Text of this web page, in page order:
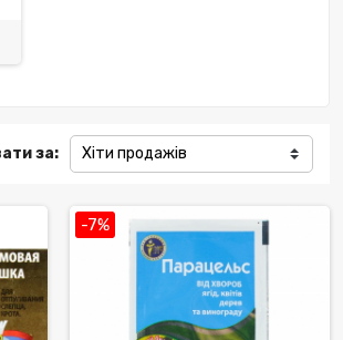
за: Хіти продажів
-7%